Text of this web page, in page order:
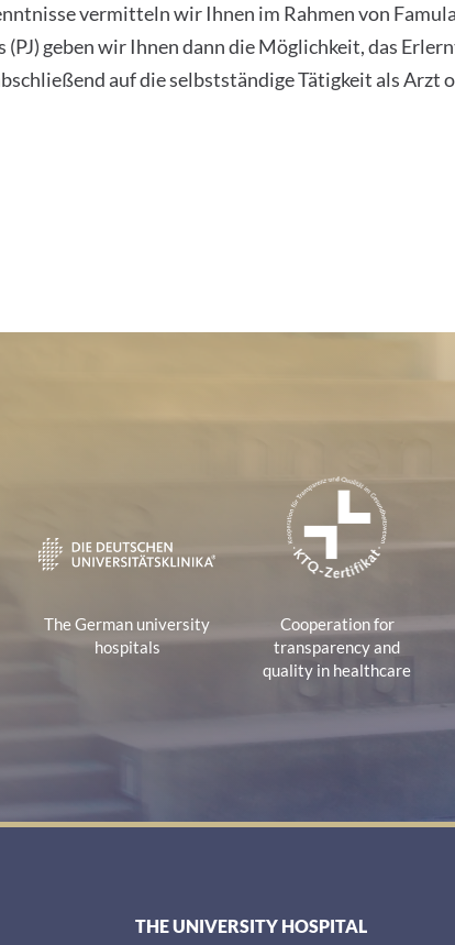
vermitteln wir Ihnen im Rahmen von
(PJ) geben wir Ihnen dann die Möglichkeit, das
auf die selbstständige Tätigkeit als Arzt
The German university
hospitals
Cooperation for
transparency and
quality in healthcare
THE UNIVERSITY HOSPITAL